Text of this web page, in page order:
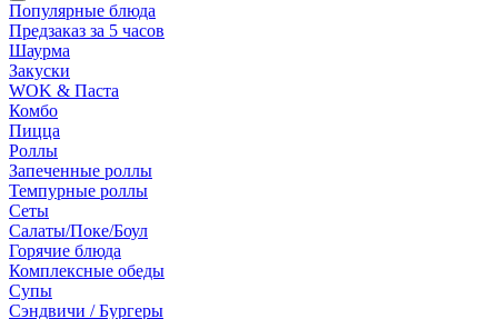
Популярные блюда
Предзаказ за 5 часов
Шаурма
Закуски
WOK & Паста
Комбо
Пицца
Роллы
Запеченные роллы
Темпурные роллы
Сеты
Cалаты/Поке/Боул
Горячие блюда
Комплексные обеды
Супы
Сэндвичи / Бургеры